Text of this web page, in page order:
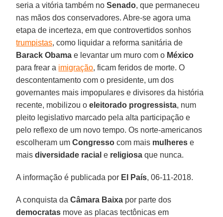
seria a vitória também noSenado, que permaneceu
nas mãos dos conservadores. Abre-se agora uma
etapa de incerteza, em que controvertidos sonhos
trumpistas, como liquidar a reforma sanitária de
Barack Obama e levantar um muro com o México
para frear a imigração, ficam feridos de morte. O
descontentamento com o presidente, um dos
governantes mais impopulares e divisores da história
recente, mobilizou oeleitorado progressista, num
pleito legislativo marcado pela alta participação e
pelo reflexo de um novo tempo. Os norte-americanos
escolheram umCongresso com mais mulheres e
maisdiversidade raciale religiosa que nunca.
A informação é publicada por El País, 06-11-2018.
A conquista daCâmara Baixa por parte dos
democratas move as placas tectônicas em